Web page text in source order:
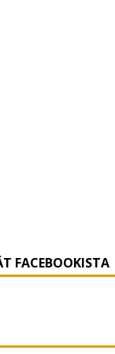
FACEBOOKISTA